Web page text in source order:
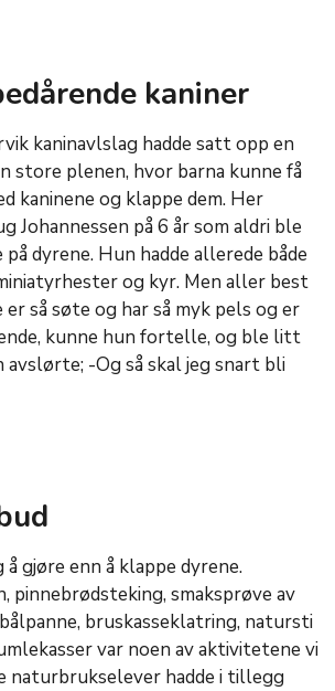
kaniner
kaninavlslag hadde satt opp en
store plenen, hvor barna kunne få
kaninene og klappe dem. Her
Johannessen på 6 år som aldri ble
på dyrene. Hun hadde allerede både
og kyr. Men aller best
er så søte og har så myk pels og er
kunne hun fortelle, og ble litt
-Og så skal jeg snart bli
gjøre enn å klappe dyrene.
pinnebrødsteking, smaksprøve av
bruskasseklatring, natursti
var noen av aktivitetene vi
naturbrukselever hadde i tillegg